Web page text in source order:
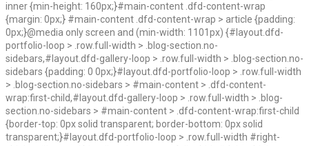
inner {min-height: 160px;}#main-content .dfd-content-wrap
{margin: 0px;} #main-content .dfd-content-wrap > article {padding:
0px;}@media only screen and (min-width: 1101px) {#layout.dfd-
portfolio-loop > .row.full-width > .blog-section.no-
sidebars,#layout.dfd-gallery-loop > .row.full-width > .blog-section.no-
sidebars {padding: 0 0px;}#layout.dfd-portfolio-loop > .row.full-width
> .blog-section.no-sidebars > #main-content > .dfd-content-
wrap:first-child,#layout.dfd-gallery-loop > .row.full-width > .blog-
section.no-sidebars > #main-content > .dfd-content-wrap:first-child
{border-top: 0px solid transparent; border-bottom: 0px solid
transparent;}#layout.dfd-portfolio-loop > .row.full-width #right-